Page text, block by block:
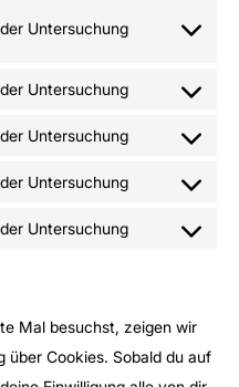
Untersuchung
Untersuchung
Untersuchung
Untersuchung
Untersuchung
Mal besuchst, zeigen wir
über Cookies. Sobald du auf